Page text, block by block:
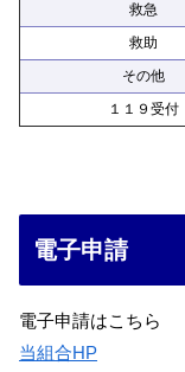
救急
救助
その他
１１９受付
電子申請
電子申請はこちら
当組合HP